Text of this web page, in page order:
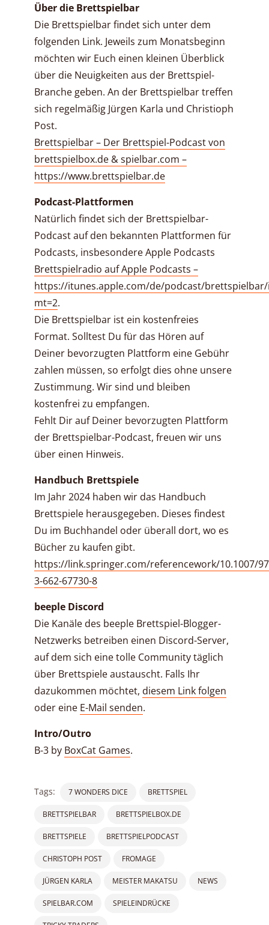
Über die Brettspielbar
Die Brettspielbar findet sich unter dem
folgenden Link. Jeweils zum Monatsbeginn
möchten wir Euch einen kleinen Überblick
über die Neuigkeiten aus der Brettspiel-
Branche geben. An der Brettspielbar treffen
sich regelmäßig Jürgen Karla und Christioph
Post.
Brettspielbar – Der Brettspiel-Podcast von
brettspielbox.de & spielbar.com –
https://www.brettspielbar.de
Podcast-Plattformen
Natürlich findet sich der Brettspielbar-
Podcast auf den bekannten Plattformen für
Podcasts, insbesondere Apple Podcasts
Brettspielradio auf Apple Podcasts –
https://itunes.apple.com/de/podcast/brettspielbar/
mt=2.
Die Brettspielbar ist ein kostenfreies
Format. Solltest Du für das Hören auf
Deiner bevorzugten Plattform eine Gebühr
zahlen müssen, so erfolgt dies ohne unsere
Zustimmung. Wir sind und bleiben
kostenfrei zu empfangen.
Fehlt Dir auf Deiner bevorzugten Plattform
der Brettspielbar-Podcast, freuen wir uns
über einen Hinweis.
Handbuch Brettspiele
Im Jahr 2024 haben wir das Handbuch
Brettspiele herausgegeben. Dieses findest
Du im Buchhandel oder überall dort, wo es
Bücher zu kaufen gibt.
https://link.springer.com/referencework/10.1007/
3-662-67730-8
beeple Discord
Die Kanäle des beeple Brettspiel-Blogger-
Netzwerks betreiben einen Discord-Server,
auf dem sich eine tolle Community täglich
über Brettspiele austauscht. Falls Ihr
dazukommen möchtet, diesem Link folgen
oder eine E-Mail senden.
Intro/Outro
B-3 by BoxCat Games.
Tags: 7 WONDERS DICE BRETTSPIEL
BRETTSPIELBAR BRETTSPIELBOX.DE
BRETTSPIELE BRETTSPIELPODCAST
CHRISTOPH POST FROMAGE
JÜRGEN KARLA MEISTER MAKATSU NEWS
SPIELBAR.COM SPIELEINDRÜCKE